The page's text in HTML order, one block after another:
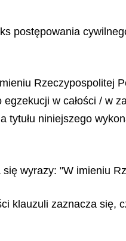
postępowania
Rzeczypospolitej
w całości / w
niniejszego
wyrazy: "W imieniu
klauzuli zaznacza się,